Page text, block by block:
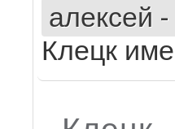
алексей -
Клецк